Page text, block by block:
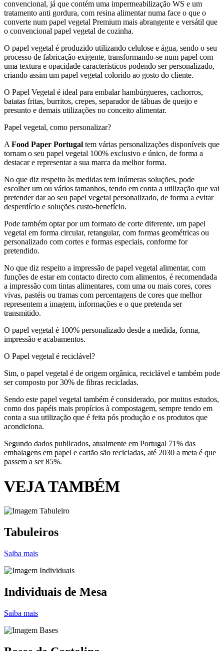
convencional, já que contém uma impermeabilização WS e um
tratamento anti gordura, com resina alimentar numa face o que o
converte num papel vegetal Premium mais abrangente e versátil que
o convencional papel vegetal de cozinha.
O papel vegetal é produzido utilizando celulose e água, sendo o seu
processo de fabricação exigente, transformando-se num papel com
uma textura e opacidade característicos podendo ser personalizado,
criando assim um papel vegetal colorido ao gosto do cliente.
O Papel Vegetal é ideal para embalar hambúrgueres, cachorros,
batatas fritas, burritos, crepes, separador de tábuas de queijo e
presunto e demais utilizações no conceito alimentar.
Papel vegetal, como personalizar?
A Food Paper Portugal tem várias personalizações disponíveis que
tornam o seu papel vegetal 100% exclusivo e único, de forma a
destacar e representar a sua marca da melhor forma.
No que diz respeito às medidas tem inúmeras soluções, pode
escolher um ou vários tamanhos, tendo em conta a utilização que vai
pretender dar ao seu papel vegetal personalizado, de forma a evitar
desperdício e soluções custo-benefício.
Pode também optar por um formato de corte diferente, um papel
vegetal em forma circular, retangular, com formas geométricas ou
personalizado com cortes e formas especiais, conforme for
pretendido.
No que diz respeito a impressão de papel vegetal alimentar, com
funções de estar em contacto directo com alimentos, é recomendada
a impressão com tintas alimentares, com uma ou mais cores, cores
vivas, pastéis ou tramas com percentagens de cores que melhor
representem a imagem, informações e o que pretenda ser
transmitido.
O papel vegetal é 100% personalizado desde a medida, forma,
impressão e acabamentos.
O Papel vegetal é reciclável?
Sim, o papel vegetal é de origem orgânica, reciclável e também pode
ser composto por 30% de fibras recicladas.
Sendo este papel vegetal também é considerado, por muitos estudos,
como dos papéis mais propícios à compostagem, sempre tendo em
conta a sua utilização que é feita pós produção e os produtos que
acondiciona.
Segundo dados publicados, atualmente em Portugal 71% das
embalagens em papel e cartão são recicladas, até 2030 a meta é que
passem a ser 85%.
VEJA TAMBÉM
Tabuleiros
Saiba mais
Individuais de Mesa
Saiba mais